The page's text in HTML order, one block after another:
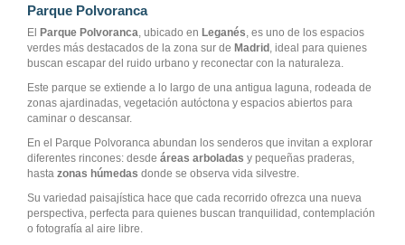
Parque Polvoranca
El Parque Polvoranca, ubicado en Leganés, es uno de los espacios
verdes más destacados de la zona sur de Madrid , ideal para quienes
buscan escapar del ruido urbano y reconectar con la naturaleza.
Este parque se extiende a lo largo de una antigua laguna, rodeada de
zonas ajardinadas, vegetación autóctona y espacios abiertos para
caminar o descansar.
En el Parque Polvoranca abundan los senderos que invitan a explorar
diferentes rincones: desde áreas arboladas y pequeñas praderas,
hasta zonas húmedas donde se observa vida silvestre.
Su variedad paisajística hace que cada recorrido ofrezca una nueva
perspectiva, perfecta para quienes buscan tranquilidad, contemplación
o fotografía al aire libre.